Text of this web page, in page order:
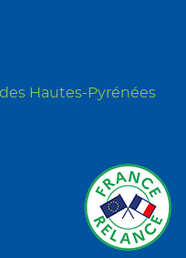
Hautes-Pyrénées